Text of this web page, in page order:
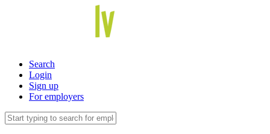
Search
Login
Sign up
For employers